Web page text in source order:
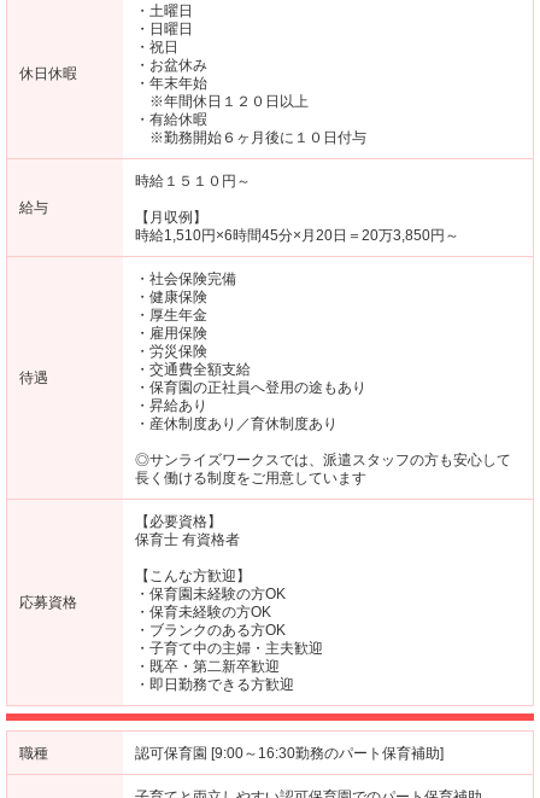
休日休暇
・土曜日
・日曜日
・祝日
・お盆休み
・年末年始
※年間休日１２０日以上
・有給休暇
※勤務開始６ヶ月後に１０日付与
給与
時給１５１０円～
【月収例】
時給1,510円×6時間45分×月20日＝20万3,850円～
待遇
・社会保険完備
・健康保険
・厚生年金
・雇用保険
・労災保険
・交通費全額支給
・保育園の正社員へ登用の途もあり
・昇給あり
・産休制度あり／育休制度あり
◎サンライズワークスでは、派遣スタッフの方も安心して
長く働ける制度をご用意しています
応募資格
【必要資格】
保育士 有資格者
【こんな方歓迎】
・保育園未経験の方OK
・保育未経験の方OK
・ブランクのある方OK
・子育て中の主婦・主夫歓迎
・既卒・第二新卒歓迎
・即日勤務できる方歓迎
職種 認可保育園 [9:00～16:30勤務のパート保育補助]